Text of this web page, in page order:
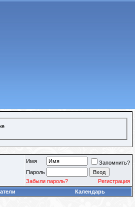
Имя
Запомнить?
Пароль
Забыли пароль?
Регистрация
Календарь